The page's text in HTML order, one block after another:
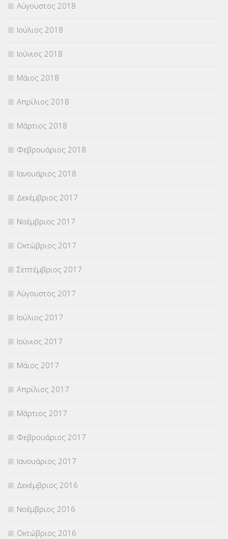
Αύγουστος 2018
Ιούλιος 2018
Ιούνιος 2018
Μάιος 2018
Απρίλιος 2018
Μάρτιος 2018
Φεβρουάριος 2018
Ιανουάριος 2018
Δεκέμβριος 2017
Νοέμβριος 2017
Οκτώβριος 2017
Σεπτέμβριος 2017
Αύγουστος 2017
Ιούλιος 2017
Ιούνιος 2017
Μάιος 2017
Απρίλιος 2017
Μάρτιος 2017
Φεβρουάριος 2017
Ιανουάριος 2017
Δεκέμβριος 2016
Νοέμβριος 2016
Οκτώβριος 2016